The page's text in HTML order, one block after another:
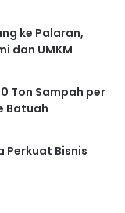
ke Palaran,
dan UMKM
Ton Sampah per
Batuah
Perkuat Bisnis